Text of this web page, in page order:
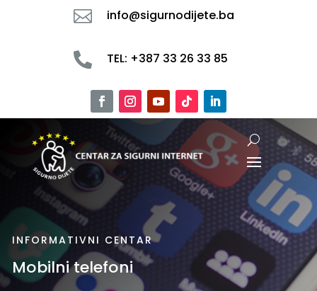
 info@sigurnodijete.ba
 TEL: +387 33 26 33 85
INFORMATIVNI CENTAR
Mobilni telefoni